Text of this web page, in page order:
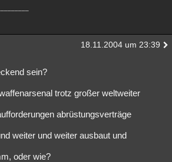
18.11.2004 um 23:39
sein?
trotz großer weltweiter
abrüstungsverträge
weiter und weiter ausbaut und
oder wie?